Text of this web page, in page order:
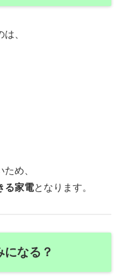
、
め、
る家電となります。
になる？